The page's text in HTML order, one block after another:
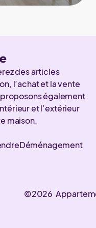
des articles
l’achat et la vente
également
et l’extérieur
maison.
Déménagement
©2026